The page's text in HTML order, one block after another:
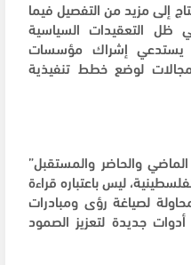
إلى مزيد من التفصيل فيما
ظل التعقيدات السياسية
يستدعي إشراك مؤسسات
لوضع خطط تنفيذية
والحاضر والمستقبل”
ليس باعتباره قراءة
لصياغة رؤى ومبادرات
جديدة لتعزيز الصمود